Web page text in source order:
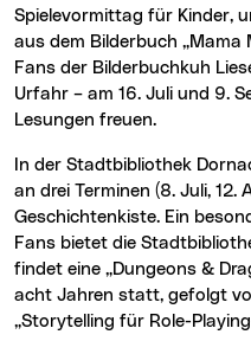
Spielevormittag für Kinder,
aus dem Bilderbuch „Mama
Fans der Bilderbuchkuh
Urfahr – am 16. Juli und 9.
Lesungen freuen.
an drei Terminen (8. Juli, 12.
Geschichtenkiste. Ein
Fans bietet die
findet eine „Dungeons &
acht Jahren statt, gefolgt
„Storytelling für Role-